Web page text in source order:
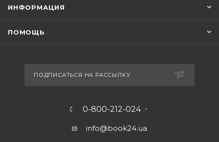
ИНФОРМАЦИЯ
ПОМОЩЬ
ПОДПИСАТЬСЯ НА РАССЫЛКУ
0-800-212-024
info@book24.ua